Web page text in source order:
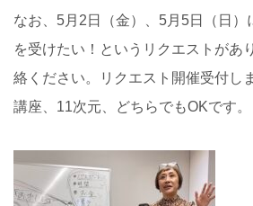
なお、5月2日（金）、5月5日（日）
を受けたい！というリクエストがあ
絡ください。リクエスト開催受付し
講座、11次元、どちらでもOKです。